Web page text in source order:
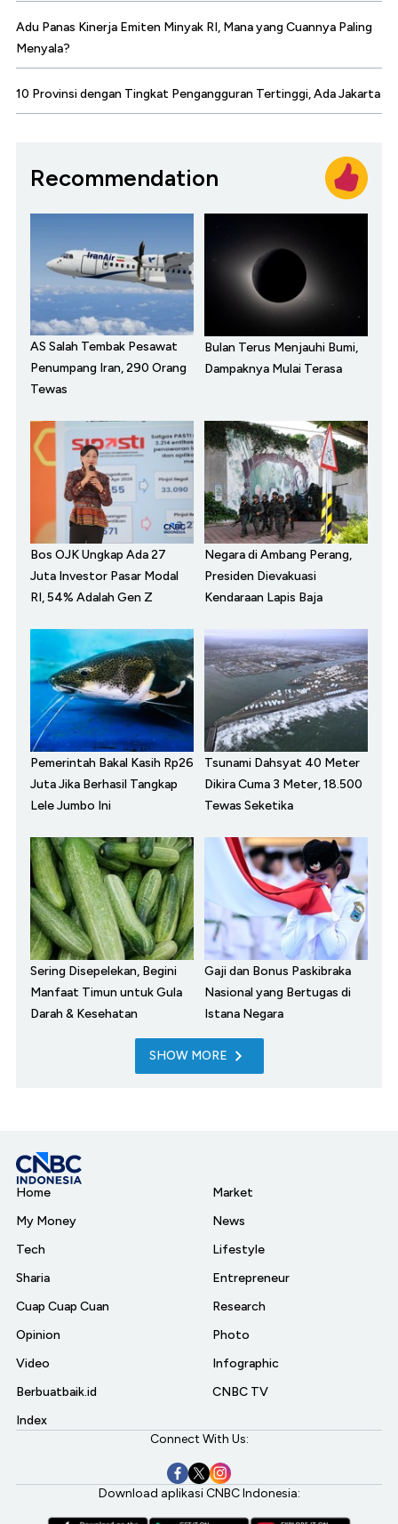
Adu Panas Kinerja Emiten Minyak RI, Mana yang Cuannya Paling
Menyala?
10 Provinsi dengan Tingkat Pengangguran Tertinggi, Ada Jakarta
Recommendation
AS Salah Tembak Pesawat
Penumpang Iran, 290 Orang
Tewas
Bulan Terus Menjauhi Bumi,
Dampaknya Mulai Terasa
Bos OJK Ungkap Ada 27
Juta Investor Pasar Modal
RI, 54% Adalah Gen Z
Negara di Ambang Perang,
Presiden Dievakuasi
Kendaraan Lapis Baja
Pemerintah Bakal Kasih Rp26
Juta Jika Berhasil Tangkap
Lele Jumbo Ini
Tsunami Dahsyat 40 Meter
Dikira Cuma 3 Meter, 18.500
Tewas Seketika
Sering Disepelekan, Begini
Manfaat Timun untuk Gula
Darah & Kesehatan
Gaji dan Bonus Paskibraka
Nasional yang Bertugas di
Istana Negara
SHOW MORE
Home
My Money
Tech
Sharia
Cuap Cuap Cuan
Opinion
Video
Berbuatbaik.id
Index
Market
News
Lifestyle
Entrepreneur
Research
Photo
Infographic
CNBC TV
Connect With Us:
Download aplikasi CNBC Indonesia: